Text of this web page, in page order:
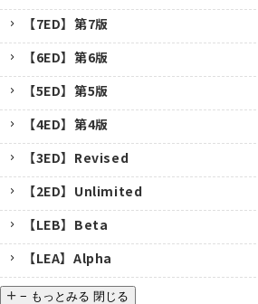
【7ED】第7版
【6ED】第6版
【5ED】第5版
【4ED】第4版
【3ED】Revised
【2ED】Unlimited
【LEB】Beta
【LEA】Alpha
− もっとみる 閉じる